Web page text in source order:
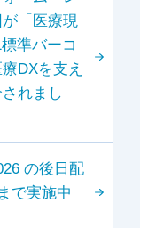
「医療現
準バーコ
DXを支え
れまし
の後日配
で実施中